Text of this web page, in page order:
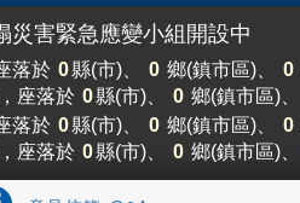
災害緊急應變小組開設中
落於 0縣(市)、 0 鄉(鎮市區)、 0
座落於 0縣(市)、 0 鄉(鎮市區)、
落於 0縣(市)、 0 鄉(鎮市區)、 0
座落於 0縣(市)、 0 鄉(鎮市區)、
查詢
連結FB